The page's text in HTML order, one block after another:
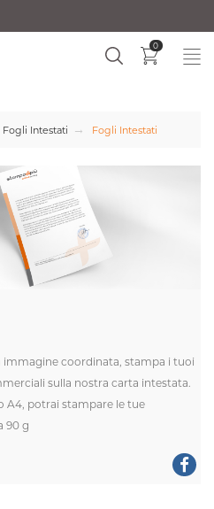
0
Fogli Intestati Fogli Intestati
immagine coordinata , stampa i tuoi
sulla nostra carta intestata
A4, potrai stampare le tue
90 g